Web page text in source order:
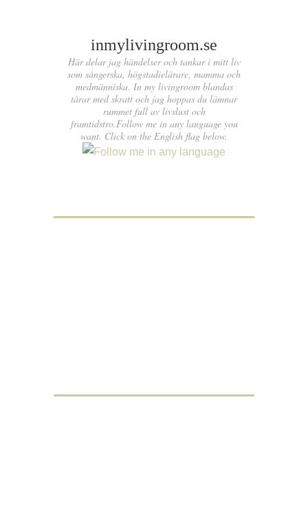
inmylivingroom.se
Här delar jag händelser och tankar i mitt liv
som sångerska, högstadielärare, mamma och
medmänniska. In my livingroom blandas
tårar med skratt och jag hoppas du lämnar
rummet full av livslust och
framtidstro.Follow me in any language you
want. Click on the English flag below.